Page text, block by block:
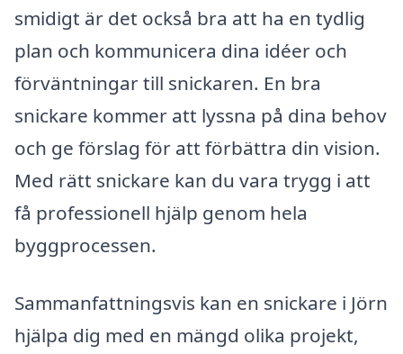
smidigt är det också bra att ha en tydlig
plan och kommunicera dina idéer och
förväntningar till snickaren. En bra
snickare kommer att lyssna på dina behov
och ge förslag för att förbättra din vision.
Med rätt snickare kan du vara trygg i att
få professionell hjälp genom hela
byggprocessen.
Sammanfattningsvis kan en snickare i Jörn
hjälpa dig med en mängd olika projekt,